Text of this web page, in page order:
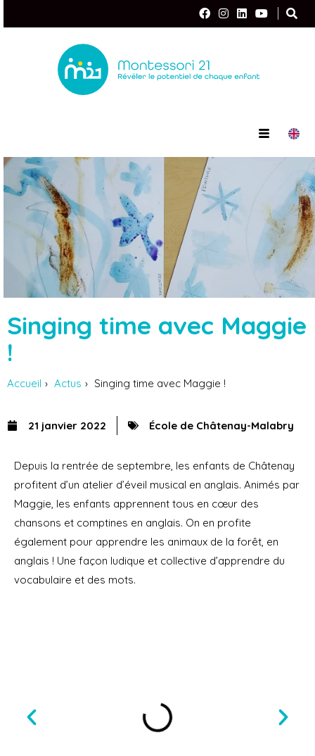
Singing time avec Maggie
!
Accueil Actus Singing time avec Maggie !
21 janvier 2022 École de Châtenay-Malabry
Depuis la rentrée de septembre, les enfants de Châtenay
profitent d’un atelier d’éveil musical en anglais. Animés par
Maggie, les enfants apprennent tous en cœur des
chansons et comptines en anglais. On en profite
également pour apprendre les animaux de la forêt, en
anglais ! Une façon ludique et collective d’apprendre du
vocabulaire et des mots.